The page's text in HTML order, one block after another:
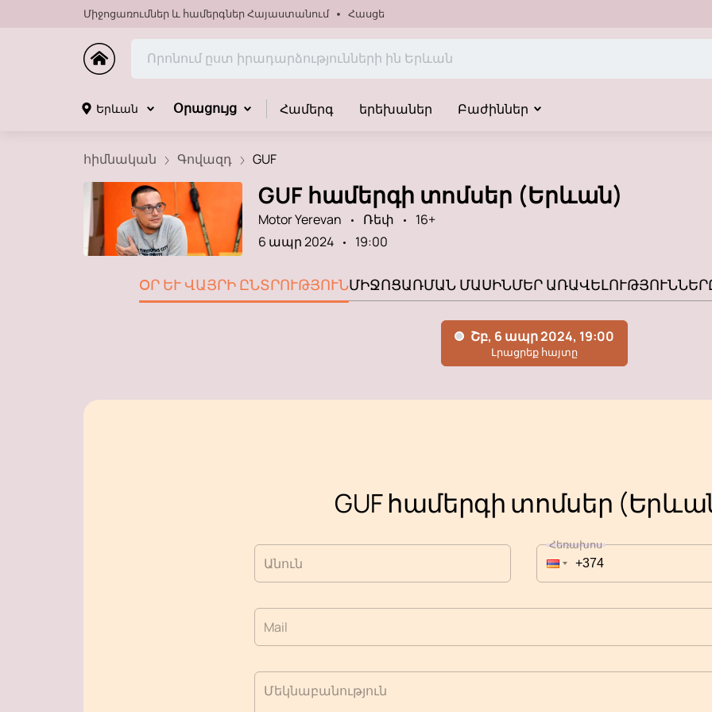
Միջոցառումներ և համերգներ Հայաստանում Հասցե
Երևան Օրացույց Համերգ երեխաներ Բաժիններ
հիմնական Գովազդ GUF
GUF համերգի տոմսեր (Երևան)
Motor Yerevan Ռեփ
16+
6 ապր 2024
19:00
ՕՐ ԵՒ ՎԱՅՐԻ ԸՆՏՐՈՒԹՅՈՒՆ ՄԻՋՈՑԱՌՄԱՆ ՄԱՍԻՆՄԵՐ
GUF համերգի տոմսեր
Անուն
Հեռախոս
Mail
Մեկնաբանություն